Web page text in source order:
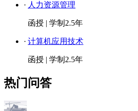
· 人力资源管理
函授 | 学制2.5年
· 计算机应用技术
函授 | 学制2.5年
热门问答